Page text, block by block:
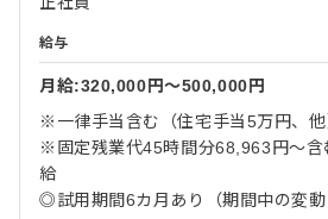
給与
月給:320,000円〜500,000円
※一律手当含む（住宅手当5万円、他
※固定残業代45時間分68,963円～含
給
◎試用期間6カ月あり（期間中の変動